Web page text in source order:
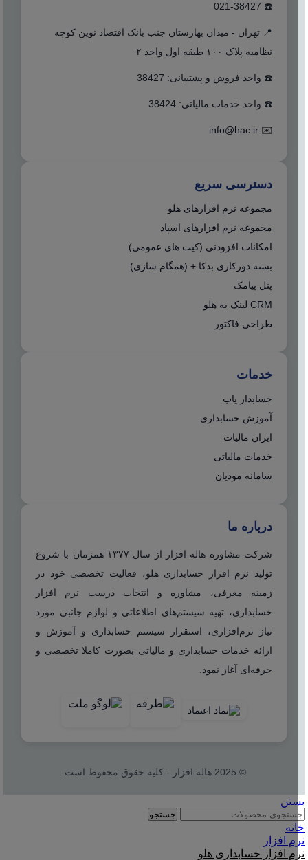
☎️ 021-38427
📍 تهران - میدان بهارستان جنب بانک اقتصاد نوین کوچه
نظامیه پلاک ۱۰۰ طبقه اول واحد ۲
☎️ واحد فروش و پشتیبانی: 38427
☎️ واحد خدمات مالیاتی: 38424
✉️
info@hac.ir
دسترسی سریع
مجموعه نرم افزارهای هلو
مجموعه نرم افزارهای اسپاد
امکانات افزودنی (کیت های عمومی)
بسته دورکاری بدکا + (همگام سازی)
پنل پیامک
CRM لینک به هلو
طراحی فاکتور
خدمات
حسابدار یاب
آموزش حسابداری
ایران مالیات
خدمات مالیاتی
سامانه مودیان
درباره ما
شرکت مشاوره هاله افزار از سال ۱۳۷۷ همزمان با شروع
تولید نرم افزار حسابداری هلو، فعالیت تخصصی خود در
زمینه معرفی، مشاوره و انتخاب درست نرم افزار
حسابداری، تهیه سیستم‌های اطلاعاتی و لوازم جانبی مورد
نیاز نرم‌افزاری، استقرار سیستم حسابداری و آموزش و
ارائه خدمات حسابداری و مالیاتی بصورت کاملا تخصصی و
حرفه‌ای آغاز نمود.
© 2025 هاله افزار - کلیه حقوق محفوظ است.
بستن
جستجو
خانه
نرم افزار
نرم افزار حسابداری هلو